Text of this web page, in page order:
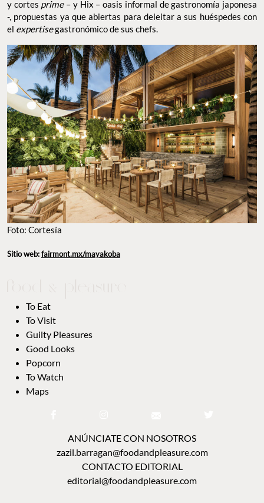
y cortes prime – y Hix – oasis informal de gastronomía japonesa
-, propuestas ya que abiertas para deleitar a sus huéspedes con
el expertisegastronómico de sus chefs.
Foto: Cortesía
Sitio web:fairmont.mx/mayakoba
To Eat
To Visit
Guilty Pleasures
Good Looks
Popcorn
To Watch
Maps
ANÚNCIATE CON NOSOTROS
zazil.barragan@foodandpleasure.com
CONTACTO EDITORIAL
editorial@foodandpleasure.com